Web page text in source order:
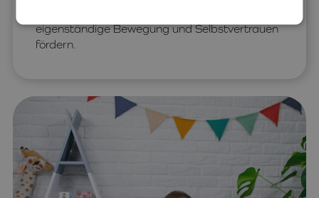
eigenständige Bewegung und Selbstvertrauen
fördern.